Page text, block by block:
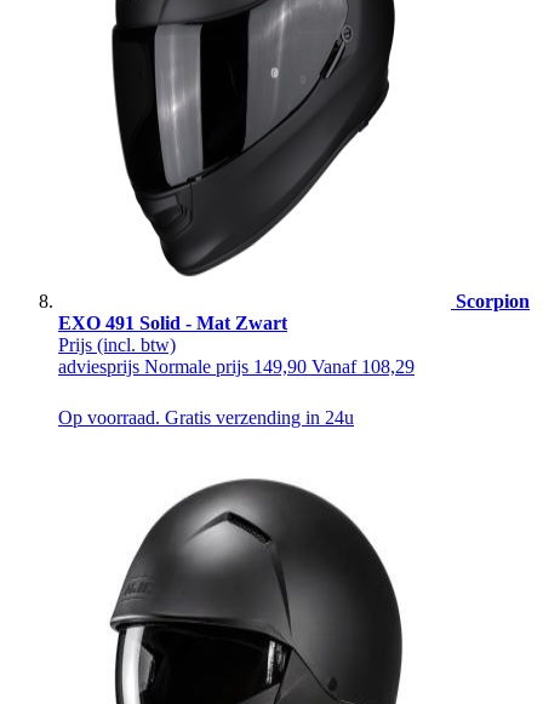
Scorpion
EXO 491 Solid - Mat Zwart
Prijs (incl. btw)
adviesprijs Normale prijs 149,90 Vanaf 108,29
Op voorraad. Gratis verzending in 24u